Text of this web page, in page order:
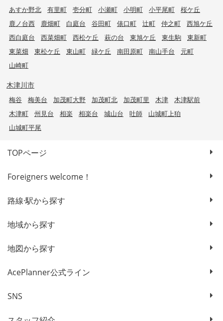
あすか野北 有里町 壱分町 小瀬町 小明町 小平尾町
桜ケ丘
鹿ノ台西
鹿畑町 白庭台 谷田町 俵口町 辻町 仲之町
西旭ケ丘
西白庭台
西菜畑町 西松ケ丘 萩の台 東旭ケ丘 東生駒
東新町
東菜畑
東松ケ丘 東山町 緑ケ丘 南田原町 南山手台
元町
山崎町
木津川市
梅谷 梅美台 加茂町大野 加茂町北 加茂町里 木津
木津駅前
木津町
州見台 相楽 相楽台 城山台 吐師
山城町上狛
山城町平尾
TOPページ
Foreigners welcome！
路線·駅から探す
地域から探す
地図から探す
AcePlanner公式ライン
SNS